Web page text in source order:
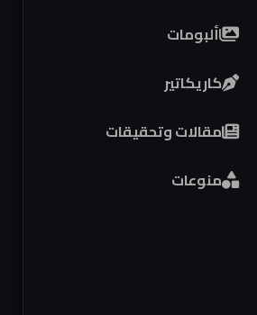
ألبومات
كاريكاتير
مقالات وتحقيقات
منوعات